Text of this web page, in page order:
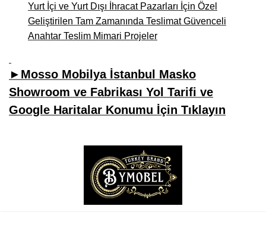
Yurt İçi ve Yurt Dışı İhracat Pazarları İçin Özel
Geliştirilen Tam Zamanında Teslimat Güvenceli
Anahtar Teslim Mimari Projeler
►Mosso Mobilya İstanbul Masko
Showroom ve Fabrikası Yol Tarifi ve
Google Haritalar Konumu İçin Tıklayın